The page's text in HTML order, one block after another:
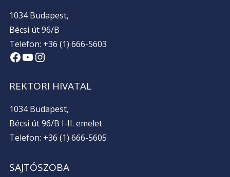
1034 Budapest,
Bécsi út 96/B
Telefon: +36 (1) 666-5603
Facebook
YouTube
Instagram
REKTORI HIVATAL
1034 Budapest,
Bécsi út 96/B I-II. emelet
Telefon: +36 (1) 666-5605
SAJTÓSZOBA